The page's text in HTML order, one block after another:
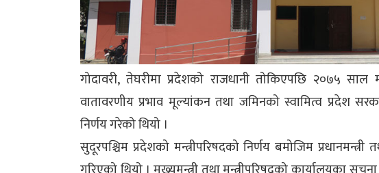
गोदावरी, तेघरीमा प्रदेशको राजधानी तोकिएपछि २०७५
वातावरणीय प्रभाव मूल्यांकन तथा जमिनको स्वामित्व प्रदेश
निर्णय गरेको थियो ।
सुदूरपश्चिम प्रदेशको मन्त्रीपरिषदको निर्णय बमोजिम प्रधानमन्त्री